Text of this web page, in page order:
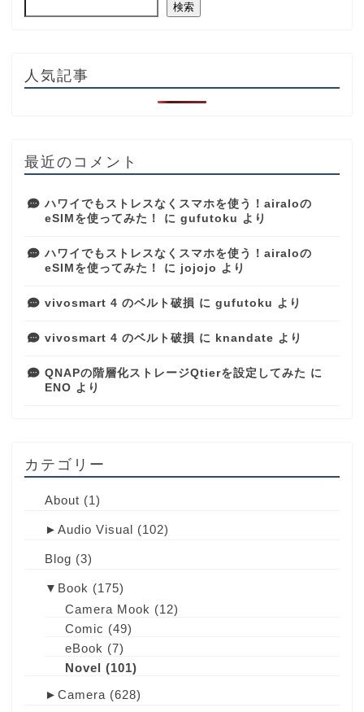
検索
人気記事
最近のコメント
ハワイでもストレスなくスマホを使う！airaloの
eSIMを使ってみた！
に gufutoku より
ハワイでもストレスなくスマホを使う！airaloの
eSIMを使ってみた！
に jojojo より
vivosmart 4 のベルト破損 に gufutoku より
vivosmart 4 のベルト破損 に knandate より
QNAPの階層化ストレージQtierを設定してみた に
ENO より
カテゴリー
About (1)
► Audio Visual (102)
Blog (3)
▼ Book (175)
Camera Mook (12)
Comic (49)
eBook (7)
Novel (101)
► Camera (628)